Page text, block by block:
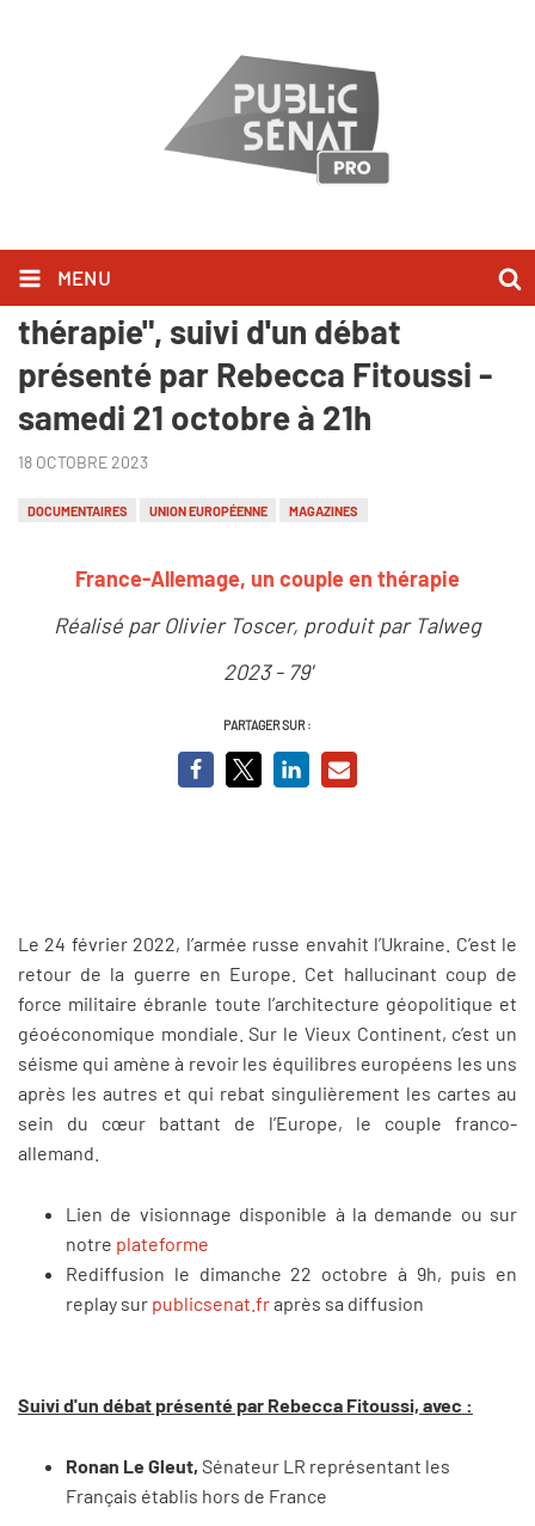
MENU
"France-Allemagne, un couple en
thérapie", suivi d'un débat
présenté par Rebecca Fitoussi -
samedi 21 octobre à 21h
18 OCTOBRE 2023
DOCUMENTAIRES UNION EUROPÉENNE MAGAZINES
France-Allemage, un couple en thérapie
Réalisé par Olivier Toscer, produit par Talweg
2023 - 79'
PARTAGER SUR :
Le 24 février 2022, l’armée russe envahit l’Ukraine. C’est le
retour de la guerre en Europe. Cet hallucinant coup de
force militaire ébranle toute l’architecture géopolitique et
géoéconomique mondiale. Sur le Vieux Continent, c’est un
séisme qui amène à revoir les équilibres européens les uns
après les autres et qui rebat singulièrement les cartes au
sein du cœur battant de l’Europe, le couple franco-
allemand.
Lien de visionnage disponible à la demande ou sur
notre plateforme
Rediffusion le dimanche 22 octobre à 9h, puis en
replay sur publicsenat.fraprès sa diffusion
Suivi d'un débat présenté par Rebecca Fitoussi, avec :
Ronan Le Gleut, Sénateur LR représentant les
Français établis hors de France